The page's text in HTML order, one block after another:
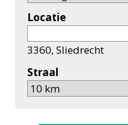
Locatie
3360, Sliedrecht
Straal